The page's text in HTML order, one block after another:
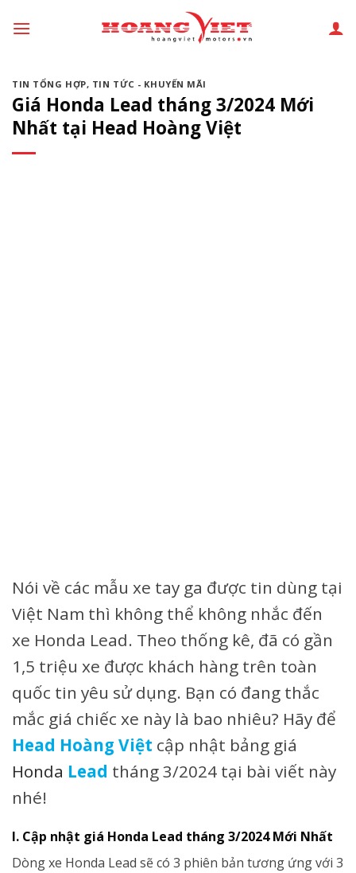
đến
dungTIN TỔNG HỢP, TIN TỨC - KHUYẾN MÃI
Giá Honda Lead tháng 3/2024 Mới
Nhất tại Head Hoàng Việt
Nói về các mẫu xe tay ga được tin dùng tại
Việt Nam thì không thể không nhắc đến
xe Honda Lead. Theo thống kê, đã có gần
1,5 triệu xe được khách hàng trên toàn
quốc tin yêu sử dụng. Bạn có đang thắc
mắc giá chiếc xe này là bao nhiêu? Hãy để
Head Hoàng Việt cập nhật bảng giá
Honda Lead tháng 3/2024 tại bài viết này
nhé!
I. Cập nhật giá Honda Lead tháng 3/2024 Mới Nhất
Dòng xe Honda Lead sẽ có 3 phiên bản tương ứng với 3